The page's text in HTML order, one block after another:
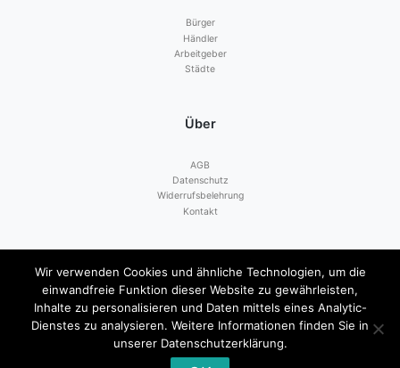
Bürger
Händler
Arbeitgeber
Städte
Über
AGB
Datenschutz
Widerrufsbelehrung
Kontakt
Zahlen mit
Wir verwenden Cookies und ähnliche Technologien, um die
einwandfreie Funktion dieser Website zu gewährleisten,
Inhalte zu personalisieren und Daten mittels eines Analytic-
Dienstes zu analysieren. Weitere Informationen finden Sie in
unserer Datenschutzerklärung.